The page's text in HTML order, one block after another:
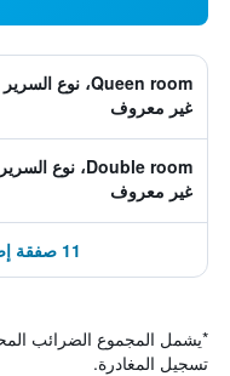
Queen room، نوع السرير
غير معروف
Double room، نوع السرير
غير معروف
11 صفقة إضافية ابتداءً من 220 ﷼
*يشمل المجموع الضرائب
تسجيل المغادرة.